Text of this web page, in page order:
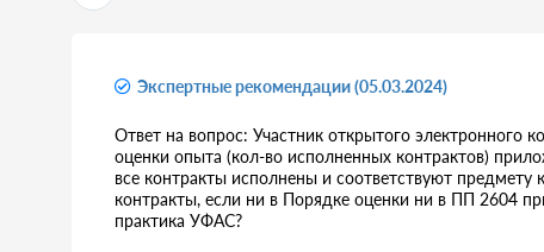
Экспертные рекомендации (05.03.2024)
Ответ на вопрос: Участник открытого электронного
оценки опыта (кол-во исполненных контрактов)
все контракты исполнены и соответствуют
контракты, если ни в Порядке оценки ни в ПП 2604
практика УФАС?